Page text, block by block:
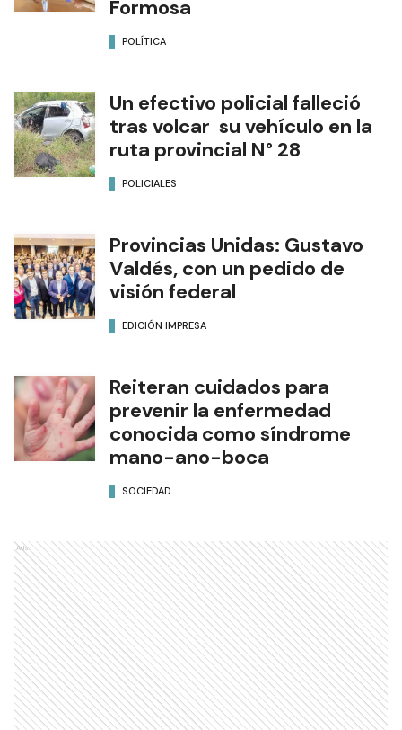
Formosa
POLÍTICA
Un efectivo policial falleció
tras volcar su vehículo en la
ruta provincial N° 28
POLICIALES
Provincias Unidas: Gustavo
Valdés, con un pedido de
visión federal
EDICIÓN IMPRESA
Reiteran cuidados para
prevenir la enfermedad
conocida como síndrome
mano-ano-boca
SOCIEDAD
Ads